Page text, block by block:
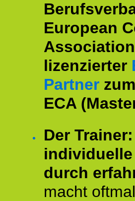
European
lizenzierter
Partner
ECA
Der Trainer:
durch
macht